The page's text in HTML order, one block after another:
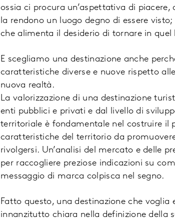
ossia ci procura un’aspettativa di
la rendono un luogo degno di essere
che alimenta il desiderio di tornare in quel
E scegliamo una destinazione anche
caratteristiche diverse e nuove rispetto
nuova realtà.
La valorizzazione di una destinazione
enti pubblici e privati e dal livello di
territoriale è fondamentale nel costruire il
caratteristiche del territorio da
rivolgersi. Un’analisi del mercato e delle
per raccogliere preziose indicazioni su
messaggio di marca colpisca nel segno.
Fatto questo, una destinazione che
innanzitutto chiara nella definizione della